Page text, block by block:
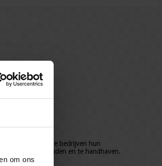
om ons
werkgevers in alle bedrijven hun
toezicht te houden en te handhaven.